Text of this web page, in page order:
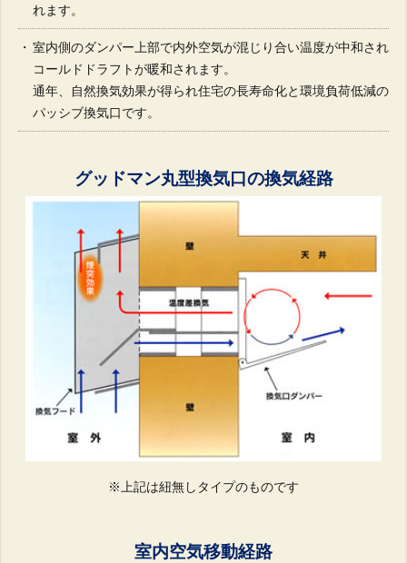
れます。
室内側のダンパー上部で内外空気が混じり合い温度が中和され
コールドドラフトが暖和されます。
通年、自然換気効果が得られ住宅の長寿命化と環境負荷低減の
パッシブ換気口です。
グッドマン丸型換気口の換気経路
※上記は紐無しタイプのものです
室内空気移動経路